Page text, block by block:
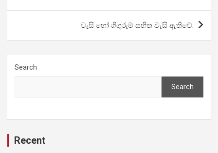
වැසි හෝ ගිගුරුම් සහිත වැසි ඇතිවේ.
Search
Search
Recent